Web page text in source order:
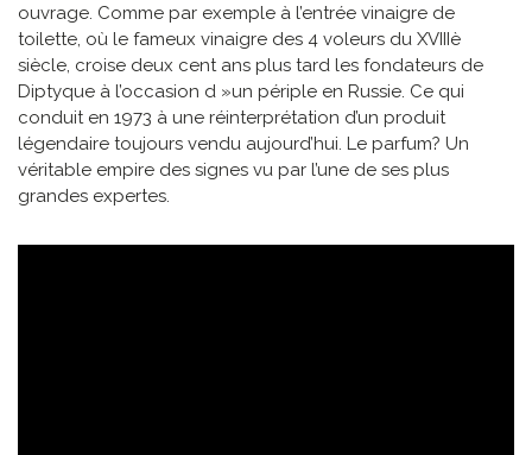
ouvrage. Comme par exemple à l’entrée vinaigre de
toilette, où le fameux vinaigre des 4 voleurs du XVIIIè
siècle, croise deux cent ans plus tard les fondateurs de
Diptyque à l’occasion d »un périple en Russie. Ce qui
conduit en 1973 à une réinterprétation d’un produit
légendaire toujours vendu aujourd’hui. Le parfum? Un
véritable empire des signes vu par l’une de ses plus
grandes expertes.